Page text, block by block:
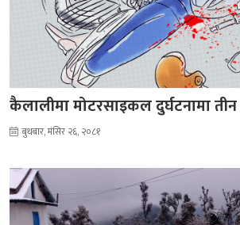
कैलालीमा मोटरसाइकल दुर्घटनामा
बुधबार, मंसिर २६, २०८१